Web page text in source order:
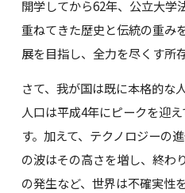
開学してから62年、公立大学
重ねてきた歴史と伝統の重み
展を目指し、全力を尽くす所
さて、我が国は既に本格的な
人口は平成4年にピークを迎
す。加えて、テクノロジーの
の波はその高さを増し、終わ
の発生など、世界は不確実性